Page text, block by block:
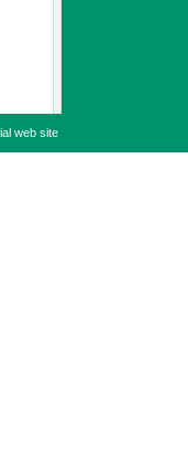
web site